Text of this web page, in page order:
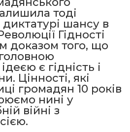
тоді
диктатурі шансу в
Гідності
доказом того, що
є гідність і
Цінності, які
громадян 10 років
нині у
війні з